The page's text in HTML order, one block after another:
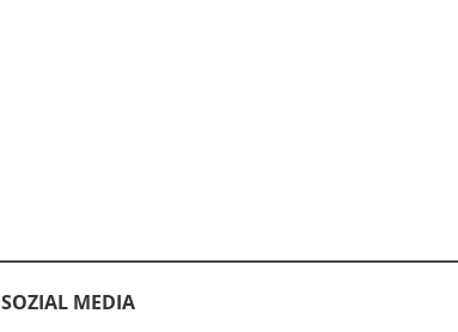
SOZIAL MEDIA